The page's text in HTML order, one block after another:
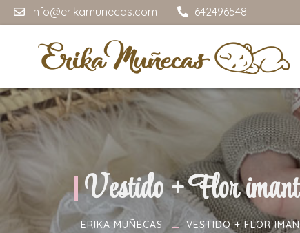
info@erikamunecas.com 642496548
Vestido + Flor
ERIKA MUÑECAS VESTIDO + FLOR